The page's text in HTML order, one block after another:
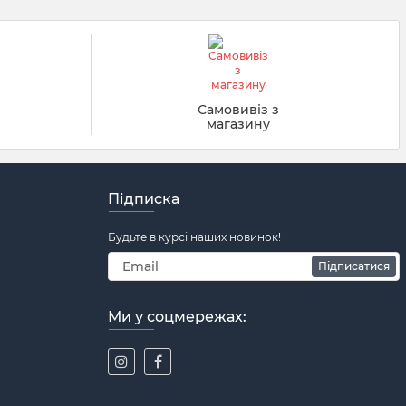
розмірів.
компанії, що розташовані в
Самовивіз з
магазину
Підписка
Будьте в курсі наших новинок!
Підписатися
Ми у соцмережах: